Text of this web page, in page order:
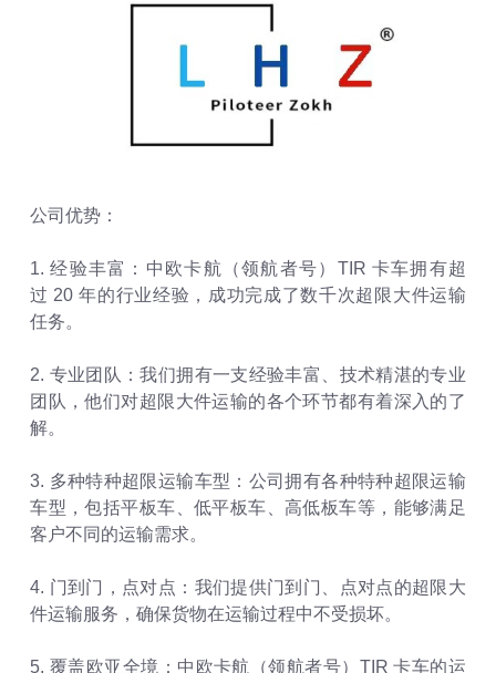
公司优势：
1. 经验丰富：中欧卡航（领航者号）TIR 卡车拥有超
过 20 年的行业经验，成功完成了数千次超限大件运输
任务。
2. 专业团队：我们拥有一支经验丰富、技术精湛的专业
团队，他们对超限大件运输的各个环节都有着深入的了
解。
3. 多种特种超限运输车型：公司拥有各种特种超限运输
车型，包括平板车、低平板车、高低板车等，能够满足
客户不同的运输需求。
4. 门到门，点对点：我们提供门到门、点对点的超限大
件运输服务，确保货物在运输过程中不受损坏。
5. 覆盖欧亚全境：中欧卡航（领航者号）TIR 卡车的运